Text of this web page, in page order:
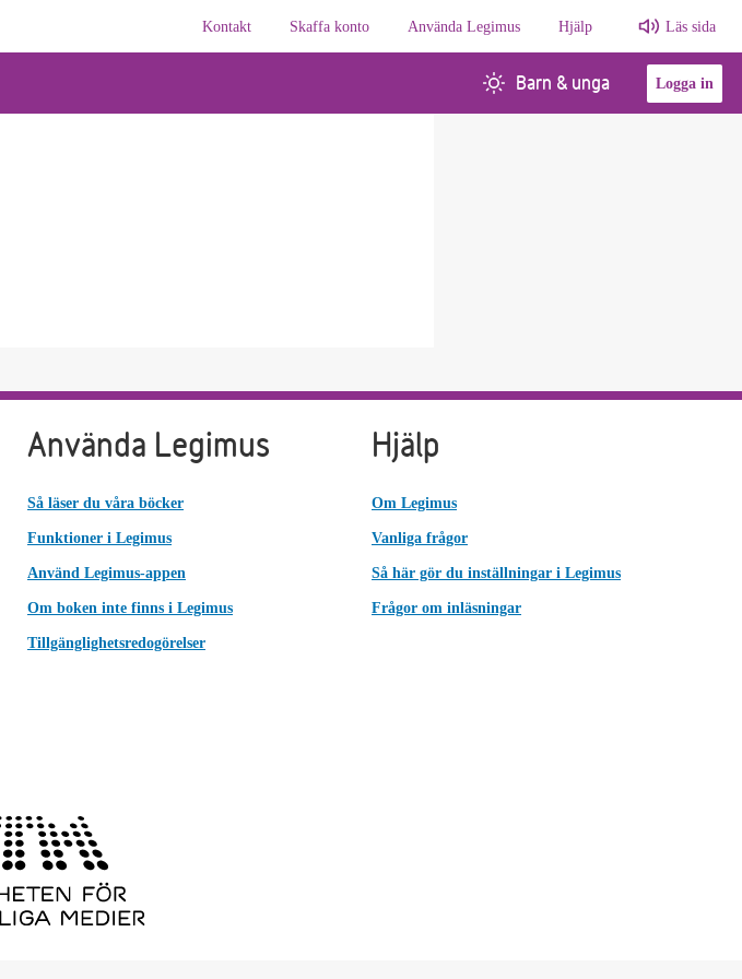
Kontakt
Skaffa konto Använda Legimus Hjälp Läs sida
Barn & unga Logga in
Använda Legimus
Så läser du våra böcker
Funktioner i Legimus
Använd Legimus-appen
Om boken inte finns i Legimus
Tillgänglighetsredogörelser
Hjälp
Om Legimus
Vanliga frågor
Så här gör du inställningar i Legimus
Frågor om inläsningar